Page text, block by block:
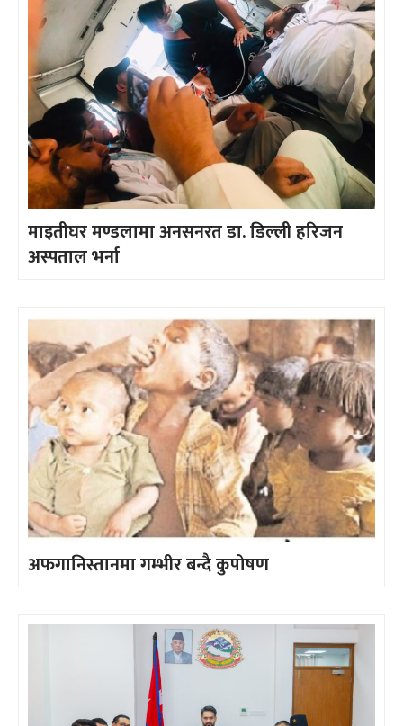
माइतीघर मण्डलामा अनसनरत डा. डिल्ली हरिजन
अस्पताल भर्ना
अफगानिस्तानमा गम्भीर बन्दै कुपोषण